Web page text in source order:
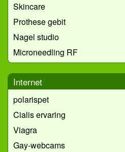
Skincare
Prothese gebit
Nagel studio
Microneedling RF
Internet
polarispet
Cialis ervaring
Viagra
Gay-webcams